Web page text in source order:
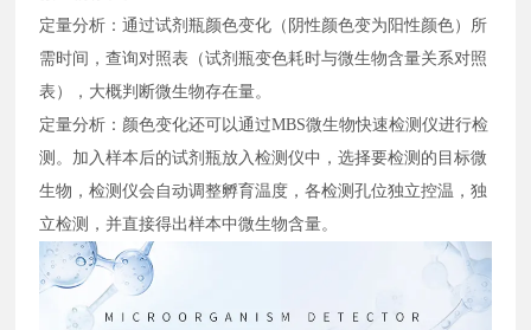
定量分析：通过试剂瓶颜色变化（阴性颜色变为阳性颜色）所
需时间，查询对照表（试剂瓶变色耗时与微生物含量关系对照
表），大概判断微生物存在量。
定量分析：颜色变化还可以通过MBS微生物快速检测仪进行检
测。加入样本后的试剂瓶放入检测仪中，选择要检测的目标微
生物，检测仪会自动调整孵育温度，各检测孔位独立控温，独
立检测，并直接得出样本中微生物含量。